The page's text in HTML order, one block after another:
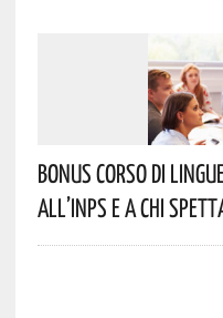
Bonus Corso Di
All’INPS E A Chi